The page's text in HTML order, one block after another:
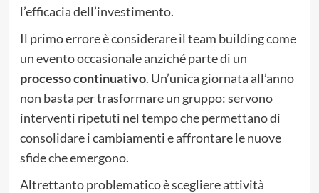
l’efficacia dell’investimento.
Il primo errore è considerare il team building come
un evento occasionale anziché parte di un
processo continuativo. Un’unica giornata all’anno
non basta per trasformare un gruppo: servono
interventi ripetuti nel tempo che permettano di
consolidare i cambiamenti e affrontare le nuove
sfide che emergono.
Altrettanto problematico è scegliere attività